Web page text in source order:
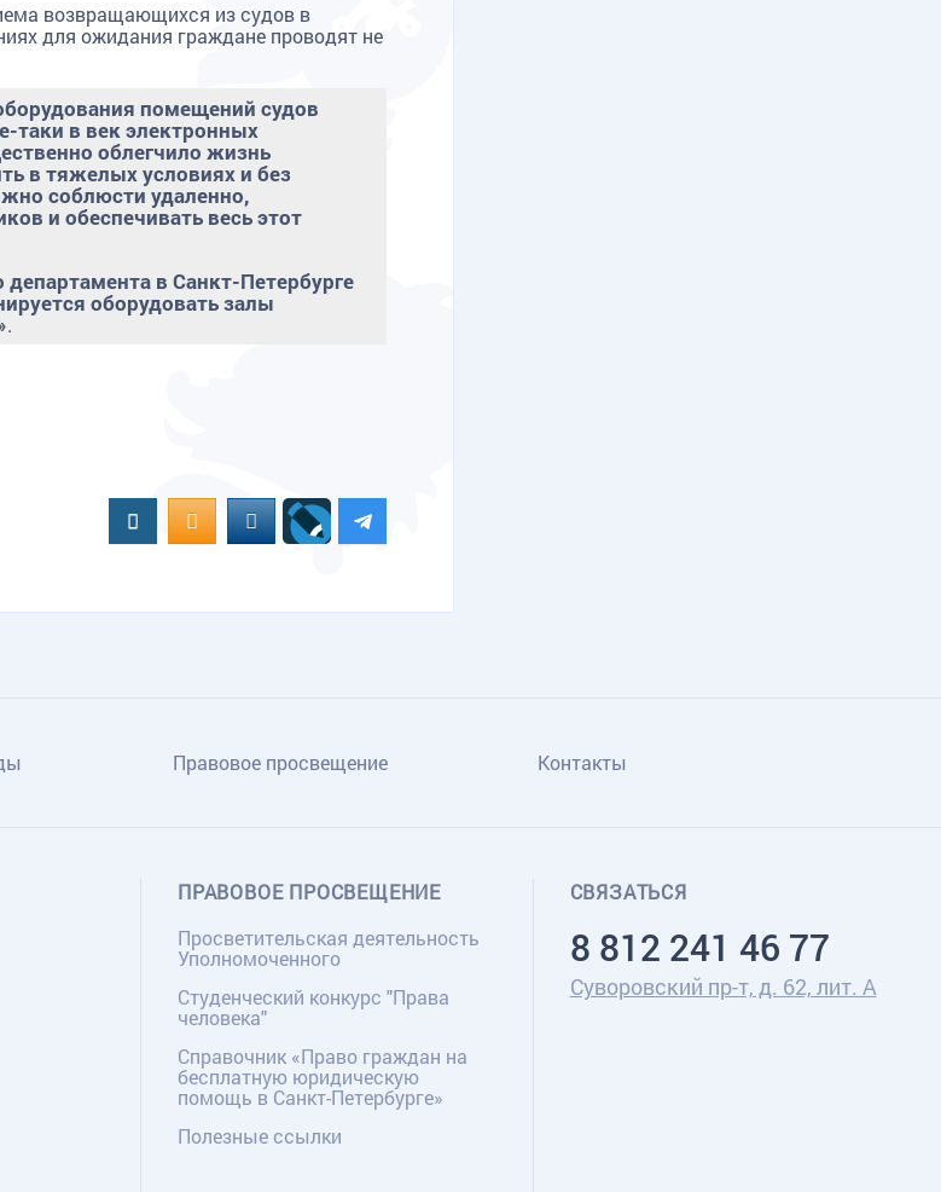
возвращающихся из судов в
для ожидания граждане проводят не
помещений судов
таки в век электронных
облегчило жизнь
в тяжелых условиях и без
соблюсти удаленно,
и обеспечивать весь этот
в Санкт-Петербурге
оборудовать залы
.
ВконтактеOK.RUMAIL.RU
Правовое просвещение Контакты
СВЯЗАТЬСЯ
8 812 241 46 77
Суворовский пр-т, д. 62, лит. А
ПРАВОВОЕ ПРОСВЕЩЕНИЕ
Просветительская деятельность
Уполномоченного
Студенческий конкурс "Права
человека"
Справочник «Право граждан на
бесплатную юридическую
помощь в Санкт-Петербурге»
Полезные ссылки